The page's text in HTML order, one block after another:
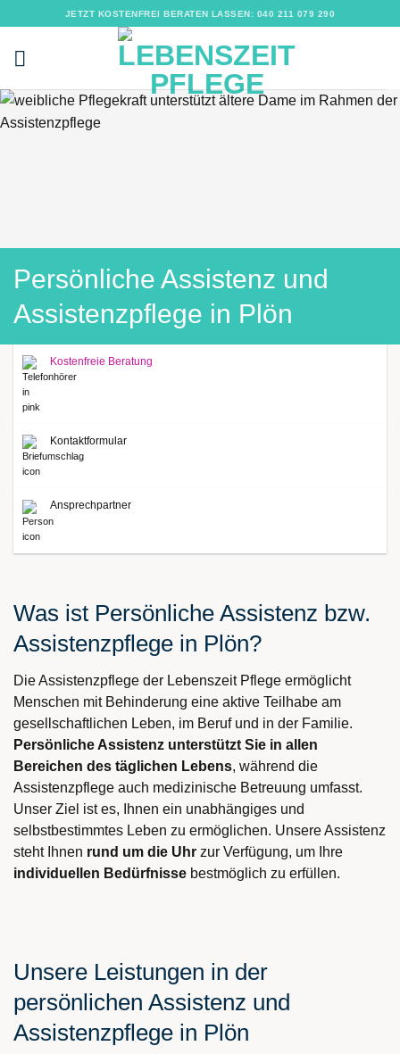
springen
JETZT KOSTENFREI BERATEN LASSEN: 040 211 079 290
Persönliche Assistenz und
Assistenzpflege in Plön
Kostenfreie Beratung
Kontaktformular
Ansprechpartner
Was ist Persönliche Assistenz bzw.
Assistenzpflege in Plön?
Die Assistenzpflege der Lebenszeit Pflege ermöglicht
Menschen mit Behinderung eine aktive Teilhabe am
gesellschaftlichen Leben, im Beruf und in der Familie.
Persönliche Assistenz unterstützt Sie in allen
Bereichen des täglichen Lebens, während die
Assistenzpflege auch medizinische Betreuung umfasst.
Unser Ziel ist es, Ihnen ein unabhängiges und
selbstbestimmtes Leben zu ermöglichen. Unsere Assistenz
steht Ihnen rund um die Uhr zur Verfügung, um Ihre
individuellen Bedürfnisse bestmöglich zu erfüllen.
Unsere Leistungen in der
persönlichen Assistenz und
Assistenzpflege in Plön